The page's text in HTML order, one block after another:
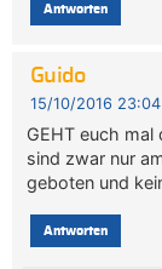
Antworten
Guido
15/10/2016 23:04
GEHT euch mal
sind zwar nur
geboten und
Antworten